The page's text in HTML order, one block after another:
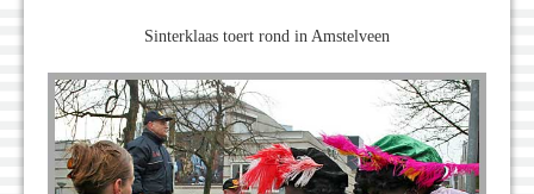
Sinterklaas toert rond in Amstelveen